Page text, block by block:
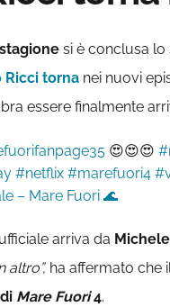
stagione si è conclusa lo
Ricci torna nei nuovi
essere finalmente
😍😍😍
#netflix #marefuori4
– Mare Fuori 🌊
arriva da
altro”, ha affermato che
di Mare Fuori4.